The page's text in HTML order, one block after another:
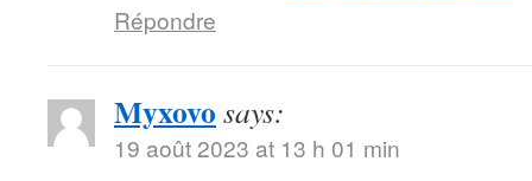
Répondre
Myxovo says:
19 août 2023 at 13 h 01 min